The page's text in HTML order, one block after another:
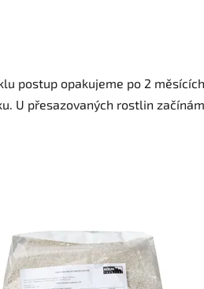
postup opakujeme po 2
U přesazovaných rostlin